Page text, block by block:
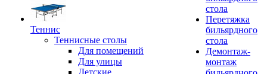
Теннис
Теннисные столы
Для помещений
Для улицы
Детские
стола
Перетяжка
бильярдного
стола
Демонтаж-
монтаж